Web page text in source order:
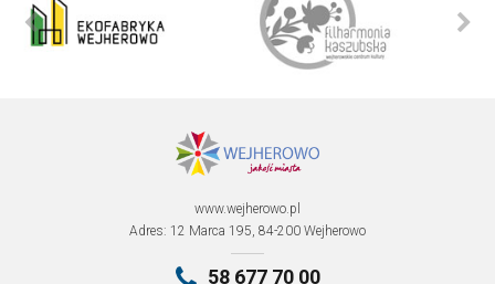
www.wejherowo.pl
Adres: 12 Marca 195, 84-200 Wejherowo
58 677 70 00